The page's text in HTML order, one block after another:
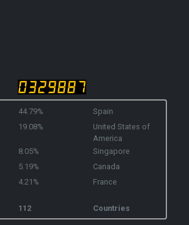
44.79%
Spain
19.08%
United States of
America
8.05%
Singapore
5.19%
Canada
4.21%
France
112 Countries